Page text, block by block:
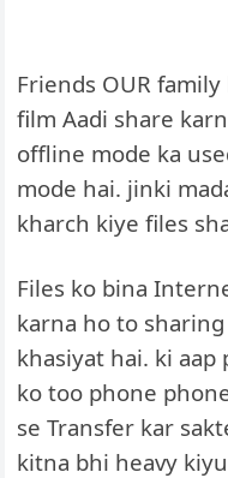
Friends OUR
film Aadi share
offline mode ka
mode hai. jinki
kharch kiye files
Files ko bina
karna ho to
khasiyat hai. ki
ko too phone
se Transfer kar
kitna bhi heavy